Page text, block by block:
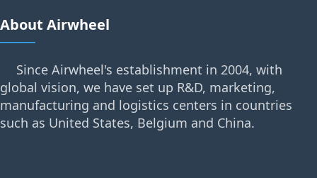
About Airwheel
Since Airwheel's establishment in 2004, with
global vision, we have set up R&D, marketing,
manufacturing and logistics centers in countries
such as United States, Belgium and China.